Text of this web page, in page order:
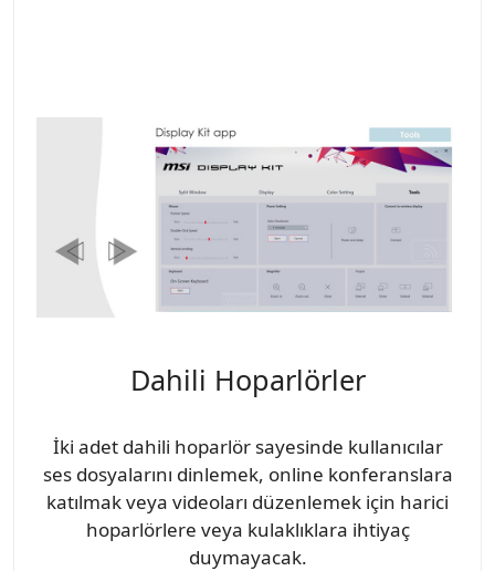
Dahili Hoparlörler
İki adet dahili hoparlör sayesinde kullanıcılar
ses dosyalarını dinlemek, online konferanslara
katılmak veya videoları düzenlemek için harici
hoparlörlere veya kulaklıklara ihtiyaç
duymayacak.